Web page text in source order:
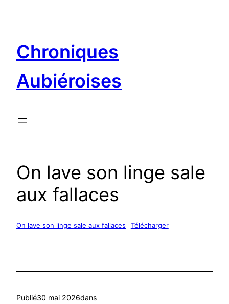
Chroniques
Aubiéroises
On lave son linge sale
aux fallaces
On lave son linge sale aux fallaces Télécharger
Publié30 mai 2026dans